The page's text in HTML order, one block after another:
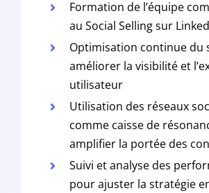
Formation de l’équipe
au Social Selling sur
Optimisation continue du
améliorer la visibilité et
utilisateur
Utilisation des réseaux
comme caisse de
amplifier la portée des
Suivi et analyse des
pour ajuster la stratégie